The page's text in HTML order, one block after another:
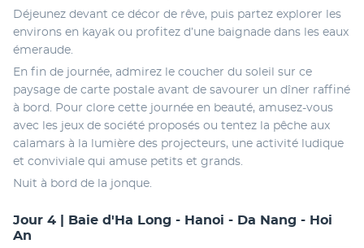
Déjeunez devant ce décor de rêve, puis partez explorer les
environs en kayak ou profitez d’une baignade dans les eaux
émeraude.
En fin de journée, admirez le coucher du soleil sur ce
paysage de carte postale avant de savourer un dîner raffiné
à bord. Pour clore cette journée en beauté, amusez-vous
avec les jeux de société proposés ou tentez la pêche aux
calamars à la lumière des projecteurs, une activité ludique
et conviviale qui amuse petits et grands.
Nuit à bord de la jonque.
Jour 4 | Baie d'Ha Long - Hanoi - Da Nang - Hoi
An